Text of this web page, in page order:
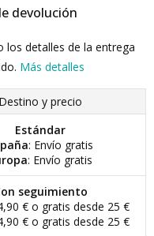
devolución
los detalles de la entrega
Más detalles
Destino y precio
Estándar
: Envío gratis
: Envío gratis
seguimiento
€ o gratis desde 25 €
€ o gratis desde 25 €